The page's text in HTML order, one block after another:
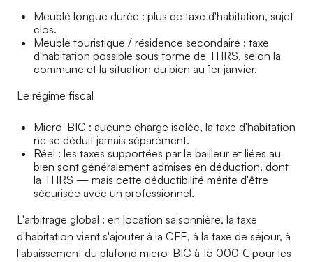
Meublé longue durée : plus de taxe d'habitation, sujet
clos.
Meublé touristique / résidence secondaire : taxe
d'habitation possible sous forme de THRS, selon la
commune et la situation du bien au 1er janvier.
Le régime fiscal
Micro-BIC : aucune charge isolée, la taxe d'habitation
ne se déduit jamais séparément.
Réel : les taxes supportées par le bailleur et liées au
bien sont généralement admises en déduction, dont
la THRS — mais cette déductibilité mérite d'être
sécurisée avec un professionnel.
L'arbitrage global : en location saisonnière, la taxe
d'habitation vient s'ajouter à la CFE, à la taxe de séjour, à
l'abaissement du plafond micro-BIC à 15 000 € pour les